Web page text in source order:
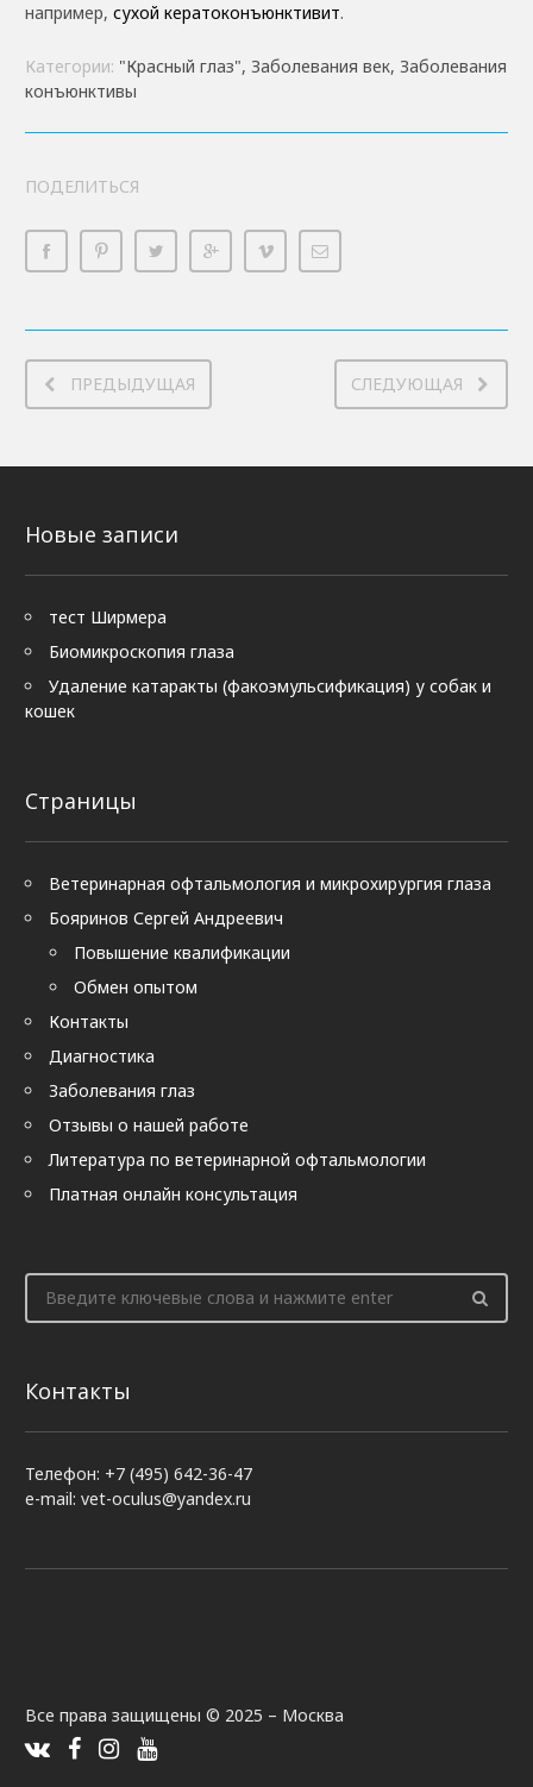
например, сухой кератоконъюнктивит.
Категории: "Красный глаз", Заболевания век, Заболевания
конъюнктивы
ПОДЕЛИТЬСЯ
ПРЕДЫДУЩАЯ СЛЕДУЮЩАЯ
Новые записи
тест Ширмера
Биомикроскопия глаза
Удаление катаракты (факоэмульсификация) у собак и
кошек
Страницы
Ветеринарная офтальмология и микрохирургия глаза
Бояринов Сергей Андреевич
Повышение квалификации
Обмен опытом
Контакты
Диагностика
Заболевания глаз
Отзывы о нашей работе
Литература по ветеринарной офтальмологии
Платная онлайн консультация
Контакты
Телефон: +7 (495) 642-36-47
e-mail: vet-oculus@yandex.ru
Все права защищены © 2025 – Москва